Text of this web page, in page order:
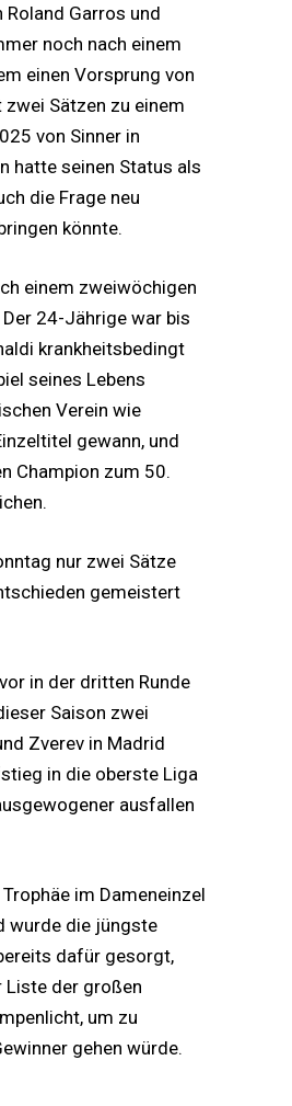
Garros und
noch nach einem
einen Vorsprung von
Sätzen zu einem
von Sinner in
hatte seinen Status als
die Frage neu
könnte.
einem zweiwöchigen
24-Jährige war bis
krankheitsbedingt
seines Lebens
Verein wie
gewann, und
Champion zum 50.
nur zwei Sätze
gemeistert
in der dritten Runde
Saison zwei
Zverev in Madrid
in die oberste Liga
ausfallen
im Dameneinzel
wurde die jüngste
dafür gesorgt,
Liste der großen
um zu
gehen würde.